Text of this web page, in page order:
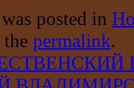
posted in
permalink.